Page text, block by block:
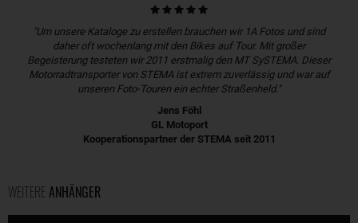
"Um unsere Kataloge zu erstellen brauchen wir 1A Fotos und sind
daher oft wochenlang mit den Bikes auf Tour. Mit großer
Begeisterung testeten wir 2011 erstmalig den MT SySTEMA. Dieser
Motorradtransporter von STEMA ist extrem zuverlässig und war auf
unseren Foto-Touren ein echter Straßenheld."
Jens Föhl
GL Motoport
Kooperationspartner der STEMA seit 2011
WEITERE ANHÄNGER